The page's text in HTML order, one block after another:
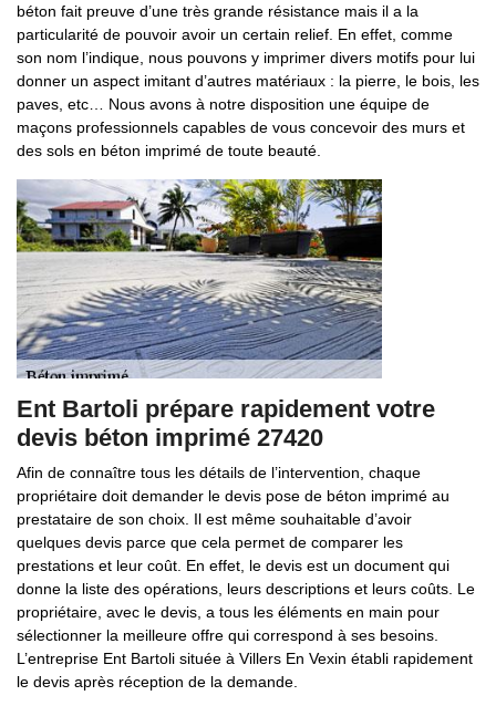
béton fait preuve d’une très grande résistance mais il a la
particularité de pouvoir avoir un certain relief. En effet, comme
son nom l’indique, nous pouvons y imprimer divers motifs pour lui
donner un aspect imitant d’autres matériaux : la pierre, le bois, les
paves, etc… Nous avons à notre disposition une équipe de
maçons professionnels capables de vous concevoir des murs et
des sols en béton imprimé de toute beauté.
Ent Bartoli prépare rapidement votre
devis béton imprimé 27420
Afin de connaître tous les détails de l’intervention, chaque
propriétaire doit demander le devis pose de béton imprimé au
prestataire de son choix. Il est même souhaitable d’avoir
quelques devis parce que cela permet de comparer les
prestations et leur coût. En effet, le devis est un document qui
donne la liste des opérations, leurs descriptions et leurs coûts. Le
propriétaire, avec le devis, a tous les éléments en main pour
sélectionner la meilleure offre qui correspond à ses besoins.
L’entreprise Ent Bartoli située à Villers En Vexin établi rapidement
le devis après réception de la demande.